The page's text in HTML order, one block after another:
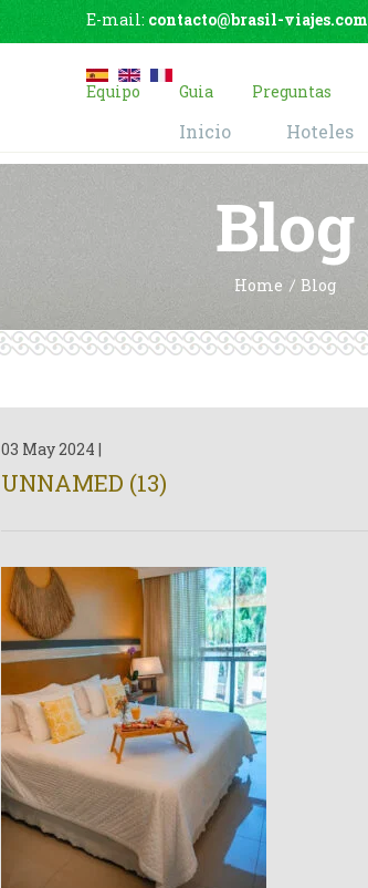
E-mail: contacto@brasil-viajes.com
Equipo Guia Preguntas
Inicio Hoteles
Blog
Home Blog
03 May 2024 |
UNNAMED (13)